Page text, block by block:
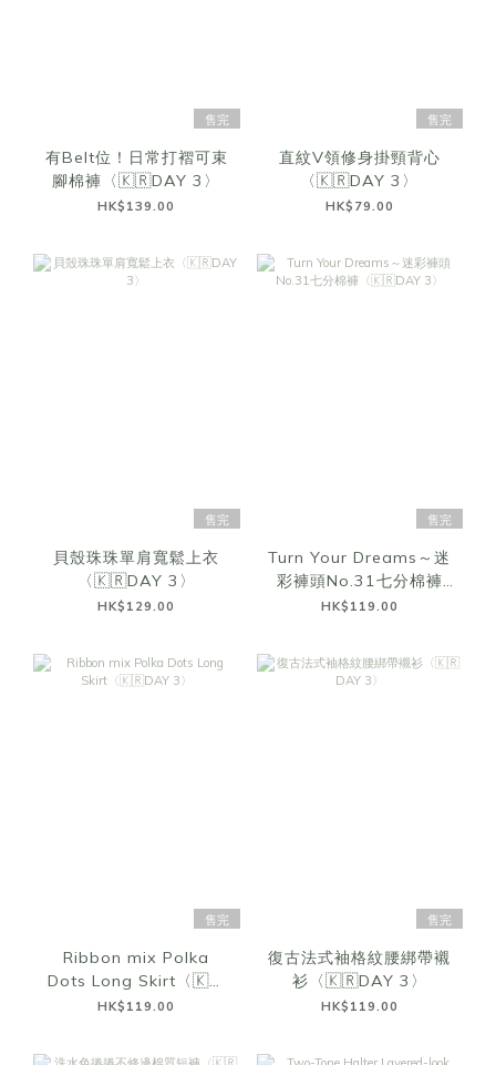
售完
有Belt位！日常打褶可束
腳棉褲〈🇰🇷DAY 3〉
HK$139.00
售完
直紋V領修身掛頸背心
〈🇰🇷DAY 3〉
HK$79.00
售完
貝殼珠珠單肩寬鬆上衣
〈🇰🇷DAY 3〉
HK$129.00
售完
Turn Your Dreams～迷
彩褲頭No.31七分棉褲
〈🇰🇷DAY 3〉
HK$119.00
售完
Ribbon mix Polka
Dots Long Skirt〈🇰🇷
DAY 3〉
HK$119.00
售完
復古法式袖格紋腰綁帶襯
衫〈🇰🇷DAY 3〉
HK$119.00